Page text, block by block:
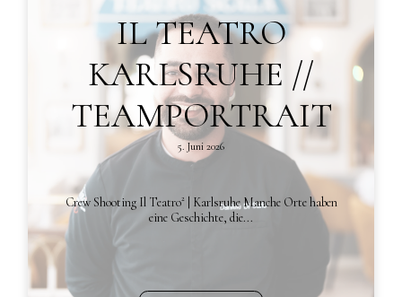
IL TEATRO
KARLSRUHE //
TEAMPORTRAIT
5. Juni 2026
Crew Shooting Il Teatro² | Karlsruhe Manche Orte haben
eine Geschichte, die...